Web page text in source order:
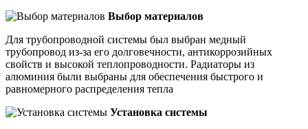
Выбор материалов
Для трубопроводной системы был выбран медный
трубопровод из-за его долговечности, антикоррозийных
свойств и высокой теплопроводности. Радиаторы из
алюминия были выбраны для обеспечения быстрого и
равномерного распределения тепла
Установка системы